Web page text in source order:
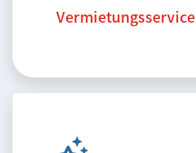
Vermietungsservice